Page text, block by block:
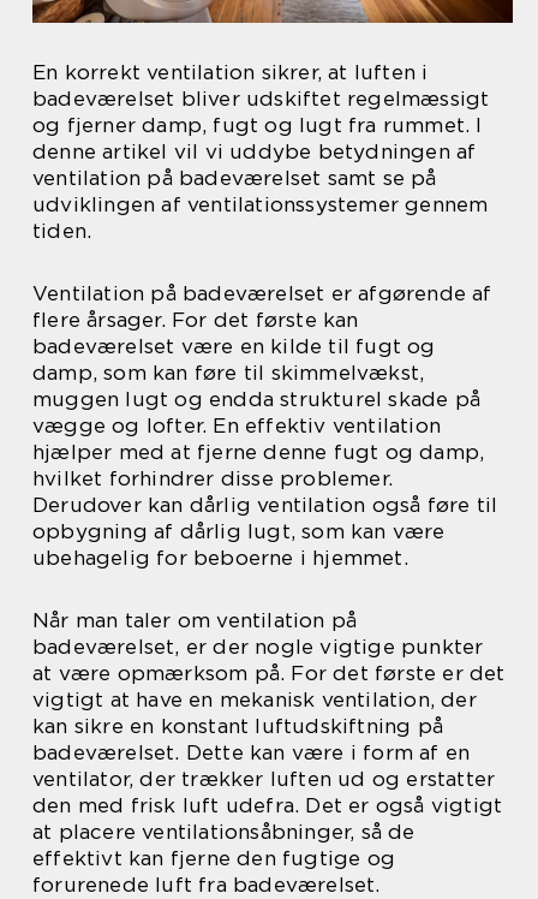
En korrekt ventilation sikrer, at luften i
badeværelset bliver udskiftet regelmæssigt
og fjerner damp, fugt og lugt fra rummet. I
denne artikel vil vi uddybe betydningen af
ventilation på badeværelset samt se på
udviklingen af ventilationssystemer gennem
tiden.
Ventilation på badeværelset er afgørende af
flere årsager. For det første kan
badeværelset være en kilde til fugt og
damp, som kan føre til skimmelvækst,
muggen lugt og endda strukturel skade på
vægge og lofter. En effektiv ventilation
hjælper med at fjerne denne fugt og damp,
hvilket forhindrer disse problemer.
Derudover kan dårlig ventilation også føre til
opbygning af dårlig lugt, som kan være
ubehagelig for beboerne i hjemmet.
Når man taler om ventilation på
badeværelset, er der nogle vigtige punkter
at være opmærksom på. For det første er det
vigtigt at have en mekanisk ventilation, der
kan sikre en konstant luftudskiftning på
badeværelset. Dette kan være i form af en
ventilator, der trækker luften ud og erstatter
den med frisk luft udefra. Det er også vigtigt
at placere ventilationsåbninger, så de
effektivt kan fjerne den fugtige og
forurenede luft fra badeværelset.